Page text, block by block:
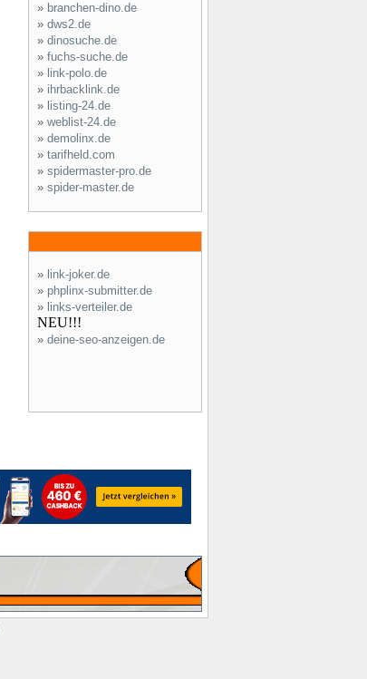
» branchen-dino.de
» dws2.de
» dinosuche.de
» fuchs-suche.de
» link-polo.de
» ihrbacklink.de
» listing-24.de
» weblist-24.de
» demolinx.de
» tarifheld.com
» spidermaster-pro.de
» spider-master.de
» link-joker.de
» phplinx-submitter.de
» links-verteiler.de
NEU!!!
» deine-seo-anzeigen.de